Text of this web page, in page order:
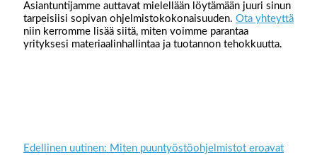
Asiantuntijamme auttavat mielellään löytämään juuri sinun
tarpeisiisi sopivan ohjelmistokokonaisuuden. Ota yhteyttä
niin kerromme lisää siitä, miten voimme parantaa
yrityksesi materiaalinhallintaa ja tuotannon tehokkuutta.
Edellinen uutinen: Miten puuntyöstöohjelmistot eroavat